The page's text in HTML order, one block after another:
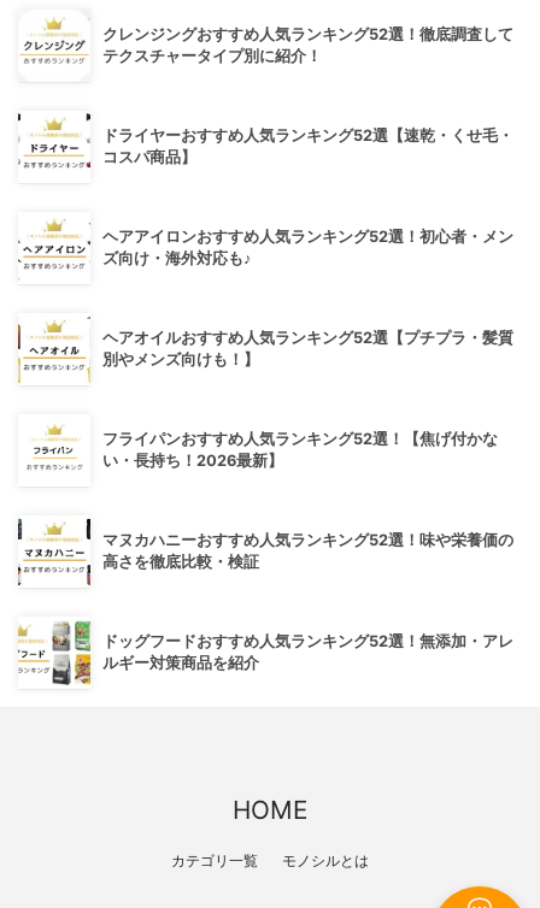
クレンジングおすすめ人気ランキング52選！徹底調査して
テクスチャータイプ別に紹介！
ドライヤーおすすめ人気ランキング52選【速乾・くせ毛・
コスパ商品】
ヘアアイロンおすすめ人気ランキング52選！初心者・メン
ズ向け・海外対応も♪
ヘアオイルおすすめ人気ランキング52選【プチプラ・髪質
別やメンズ向けも！】
フライパンおすすめ人気ランキング52選！【焦げ付かな
い・長持ち！2026最新】
マヌカハニーおすすめ人気ランキング52選！味や栄養価の
高さを徹底比較・検証
ドッグフードおすすめ人気ランキング52選！無添加・アレ
ルギー対策商品を紹介
HOME
カテゴリ一覧 モノシルとは